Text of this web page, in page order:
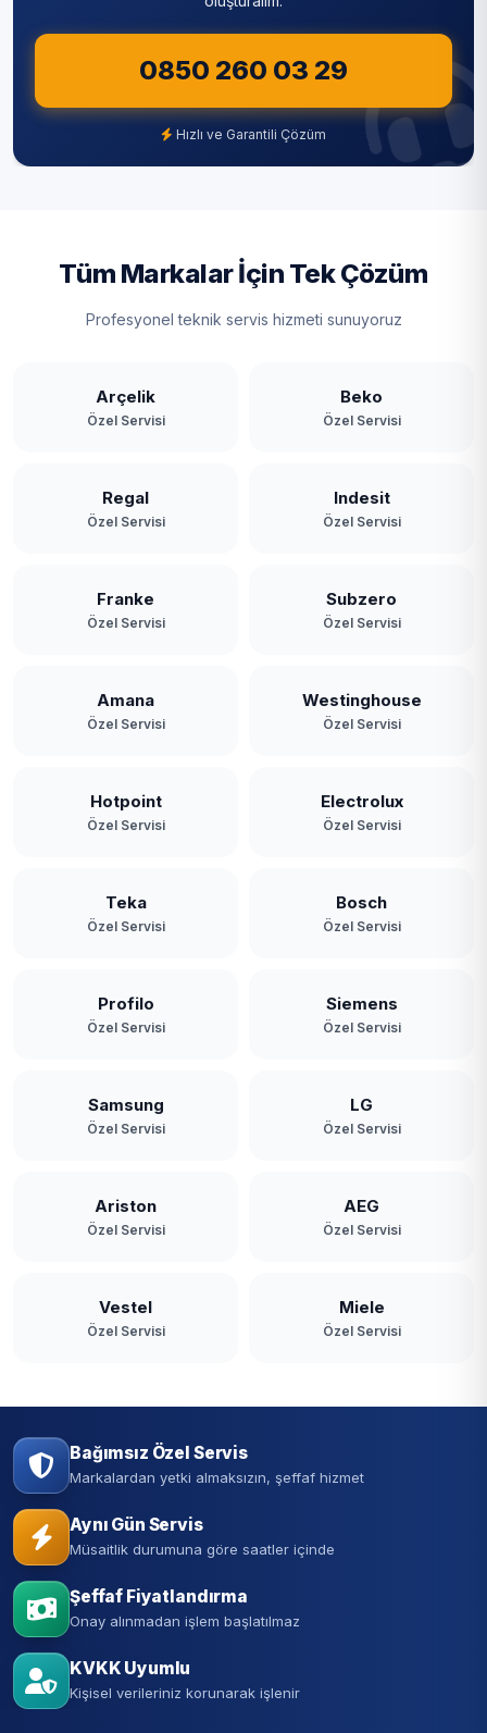
0850 260 03 29
Hızlı ve Garantili Çözüm
Tüm Markalar İçin Tek Çözüm
Profesyonel teknik servis hizmeti sunuyoruz
Arçelik
Özel Servisi
Beko
Özel Servisi
Regal
Özel Servisi
Indesit
Özel Servisi
Franke
Özel Servisi
Subzero
Özel Servisi
Amana
Özel Servisi
Westinghouse
Özel Servisi
Hotpoint
Özel Servisi
Electrolux
Özel Servisi
Teka
Özel Servisi
Bosch
Özel Servisi
Profilo
Özel Servisi
Siemens
Özel Servisi
Samsung
Özel Servisi
LG
Özel Servisi
Ariston
Özel Servisi
AEG
Özel Servisi
Vestel
Özel Servisi
Miele
Özel Servisi
Bağımsız Özel Servis
Markalardan yetki almaksızın, şeffaf hizmet
Aynı Gün Servis
Müsaitlik durumuna göre saatler içinde
Şeffaf Fiyatlandırma
Onay alınmadan işlem başlatılmaz
KVKK Uyumlu
Kişisel verileriniz korunarak işlenir